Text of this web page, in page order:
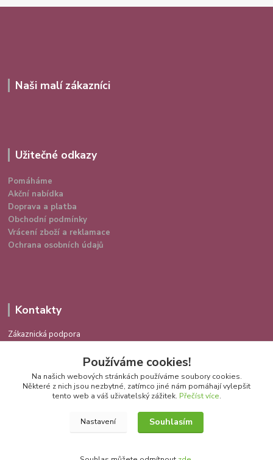
Naši malí zákazníci
Užitečné odkazy
Pomáháme
Akční nabídka
Doprava a platba
Obchodní podmínky
Vrácení zboží a reklamace
Ochrana osobních údajů
Kontakty
Zákaznická podpora
info@spokojenakocka.cz
Používáme cookies!
Na našich webových stránkách používáme soubory cookies.
Některé z nich jsou nezbytné, zatímco jiné nám pomáhají vylepšit
tento web a váš uživatelský zážitek. Přečíst více.
Nastavení Souhlasím